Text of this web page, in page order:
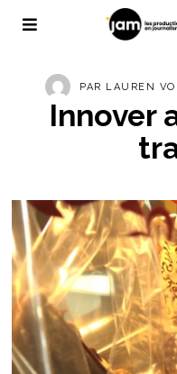
PAR LAUREN
Innover